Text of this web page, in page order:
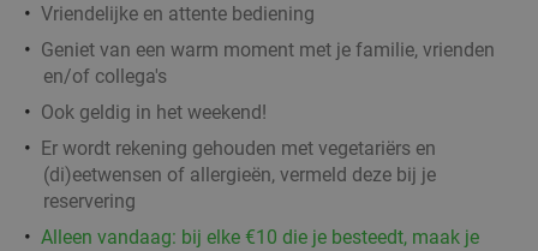
Hofke van Wolvertem
Meise 16 min.
40%
3-gangen keuzelunch of -diner of 2-
Vriendelijke en attente bediening
Geniet van een warm moment met je familie, vrienden
en/of collega's
Ook geldig in het weekend!
Er wordt rekening gehouden met vegetariërs en
(di)eetwensen of allergieën, vermeld deze bij je
reservering
Alleen vandaag: bij elke €10 die je besteedt, maak je